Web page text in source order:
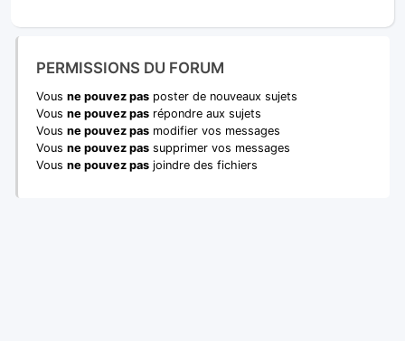
PERMISSIONS DU FORUM
Vous ne pouvez pas poster de nouveaux sujets
Vous ne pouvez pas répondre aux sujets
Vous ne pouvez pas modifier vos messages
Vous ne pouvez pas supprimer vos messages
Vous ne pouvez pas joindre des fichiers